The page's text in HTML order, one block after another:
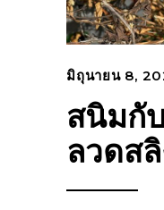
มิถุนายน 8,
สนิมกั
ลวดส